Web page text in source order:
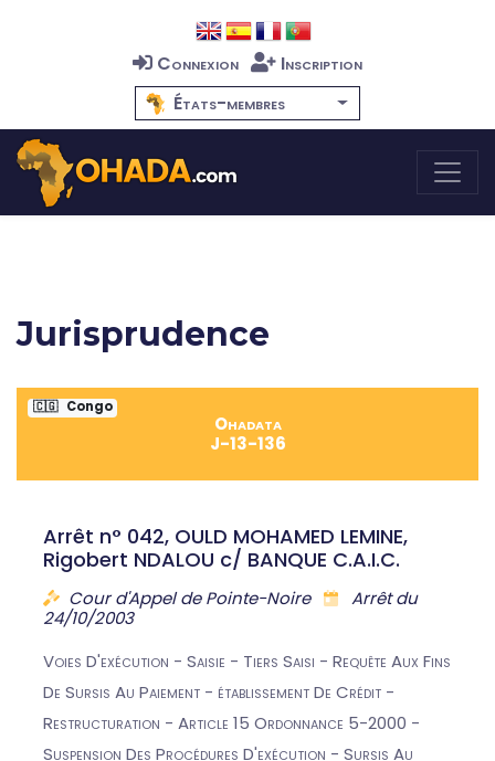
Connexion
Inscription
États-membres
Jurisprudence
🇨🇬 Congo
Ohadata
J-13-136
Arrêt n° 042, OULD MOHAMED LEMINE,
Rigobert NDALOU c/ BANQUE C.A.I.C.
Cour d'Appel de Pointe-Noire
Arrêt du
24/10/2003
Voies D'exécution - Saisie - Tiers Saisi - Requête Aux Fins
De Sursis Au Paiement - établissement De Crédit -
Restructuration - Article 15 Ordonnance 5-2000 -
Suspension Des Procédures D'exécution - Sursis Au